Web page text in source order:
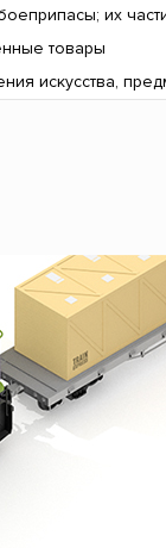
их
товары
искусства,